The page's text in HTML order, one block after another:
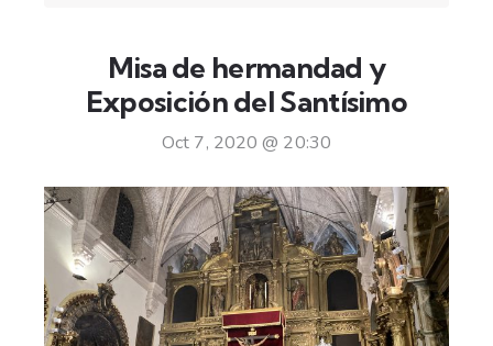
Misa de hermandad y
Exposición del Santísimo
Oct 7, 2020 @ 20:30